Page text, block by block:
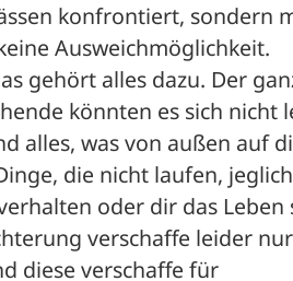
konfrontiert, sondern
Ausweichmöglichkeit.
gehört alles dazu. Der
könnten es sich nicht
alles, was von außen auf
die nicht laufen,
oder dir das Leben
verschaffe leider
diese verschaffe für